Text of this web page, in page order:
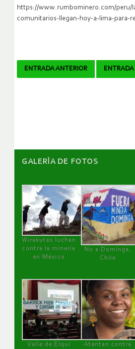
https://www.rumbominero.com/peru/
comunitarios-llegan-hoy-a-lima-para-
Navegador
ENTRADA ANTERIOR
GALERÌA DE FOTOS
Wirakutas luchan
contra la minería
en México
No a Dominga,
Chile
Valle de Elqui
Atentan contra